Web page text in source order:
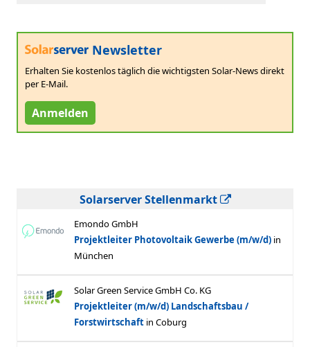
Newsletter
Erhalten Sie kostenlos täglich die wichtigsten Solar-News direkt
per E-Mail.
Anmelden
Solarserver Stellenmarkt